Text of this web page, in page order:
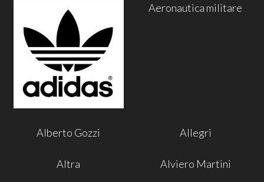
Aeronautica militare
Alberto Gozzi Allegri
Altra Alviero Martini